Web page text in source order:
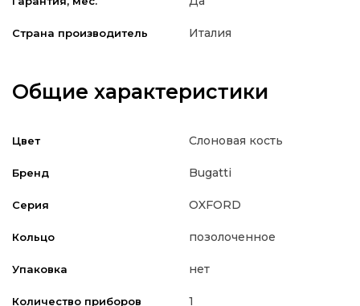
Страна производитель Италия
Общие характеристики
Цвет Слоновая кость
Бренд Bugatti
Серия OXFORD
Кольцо позолоченное
Упаковка нет
Количество приборов 1